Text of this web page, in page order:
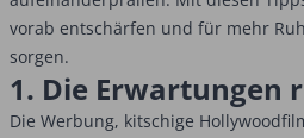
vorab entschärfen und für mehr
sorgen.
1. Die Erwartungen
Die Werbung, kitschige